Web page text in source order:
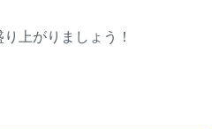
上がりましょう！